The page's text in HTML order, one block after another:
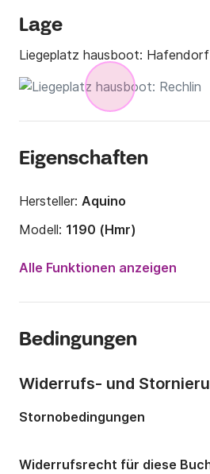
Lage
Liegeplatz hausboot:
Eigenschaften
Hersteller: Aquino
Modell: 1190 (Hmr)
11.9m
Anzahl Plätze an Bord:
Alle Funktionen anzeigen
Bedingungen
Widerrufs- und
Stornobedingungen
Widerrufsrecht für diese